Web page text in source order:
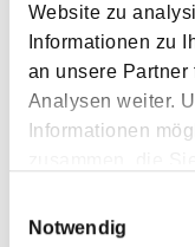
Website zu
Informationen zu
an unsere Partner
Analysen weiter.
Informationen
gesammelt haben.
Notwendig
Mauthauser Str. 1-6
D-83451 Piding
Fax +49 (0)8651-